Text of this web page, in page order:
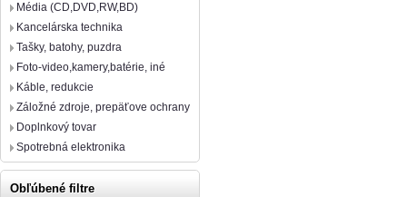
Média (CD,DVD,RW,BD)
Kancelárska technika
Tašky, batohy, puzdra
Foto-video,kamery,batérie, iné
Káble, redukcie
Záložné zdroje, prepäťove ochrany
Doplnkový tovar
Spotrebná elektronika
Obľúbené filtre